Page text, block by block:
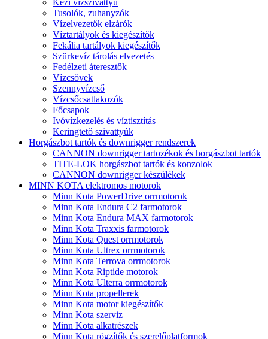
Kézi vízszivattyú
Tusolók, zuhanyzók
Vízelvezetők elzárók
Víztartályok és kiegészítők
Fekália tartályok kiegészítők
Szürkevíz tárolás elvezetés
Fedélzeti áteresztők
Vízcsövek
Szennyvízcső
Vízcsőcsatlakozók
Főcsapok
Ivóvízkezelés és víztisztítás
Keringtető szivattyúk
Horgászbot tartók és downrigger rendszerek
CANNON downrigger tartozékok és horgászbot tartók
TITE-LOK horgászbot tartók és konzolok
CANNON downrigger készülékek
MINN KOTA elektromos motorok
Minn Kota PowerDrive orrmotorok
Minn Kota Endura C2 farmotorok
Minn Kota Endura MAX farmotorok
Minn Kota Traxxis farmotorok
Minn Kota Quest orrmotorok
Minn Kota Ultrex orrmotorok
Minn Kota Terrova orrmotorok
Minn Kota Riptide motorok
Minn Kota Ulterra orrmotorok
Minn Kota propellerek
Minn Kota motor kiegészítők
Minn Kota szerviz
Minn Kota alkatrészek
Minn Kota rögzítők és szerelőplatformok